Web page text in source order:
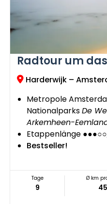
Radtour um
Harderwijk –
Metropole
NationalparksDe
Arkemheen-
Etappenlänge
Bestseller!
Tage
9
Ø km
45